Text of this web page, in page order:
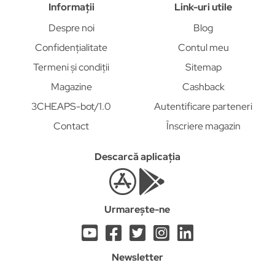
Informații
Despre noi
Confidențialitate
Termeni și condiții
Magazine
3CHEAPS-bot/1.0
Contact
Link-uri utile
Blog
Contul meu
Sitemap
Cashback
Autentificare parteneri
Înscriere magazin
Descarcă aplicația
Urmarește-ne
Newsletter